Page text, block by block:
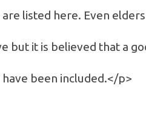
listed here. Even
but it is believed that a
been included.</p>